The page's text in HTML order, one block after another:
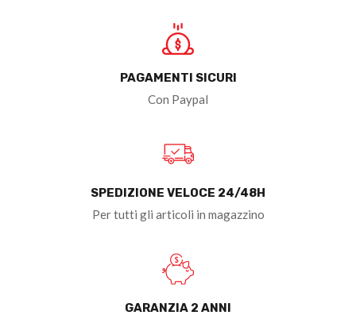
PAGAMENTI SICURI
Con Paypal
SPEDIZIONE VELOCE 24/48H
Per tutti gli articoli in magazzino
GARANZIA 2 ANNI